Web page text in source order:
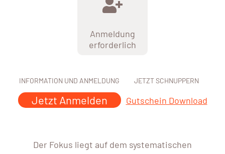
Anmeldung
erforderlich
INFORMATION UND ANMELDUNG
Jetzt Anmelden
JETZT SCHNUPPERN
Gutschein Download
Der Fokus liegt auf dem systematischen